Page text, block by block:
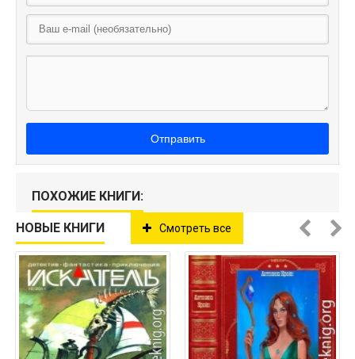
Отправить
ПОХОЖИЕ КНИГИ:
НОВЫЕ КНИГИ Смотреть все